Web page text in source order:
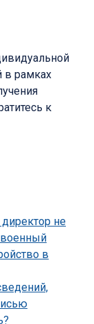
в рамках
к
не
военный
в